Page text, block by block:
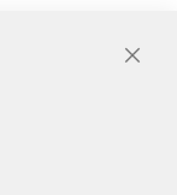
Close